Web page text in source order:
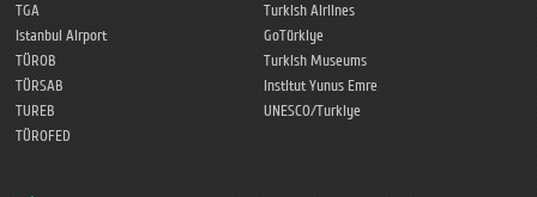
TGA
Turkish Airlines
Istanbul Airport
GoTürkiye
TÜROB
Turkish Museums
TÜRSAB
Institut Yunus Emre
TUREB
UNESCO/Turkiye
TÜROFED